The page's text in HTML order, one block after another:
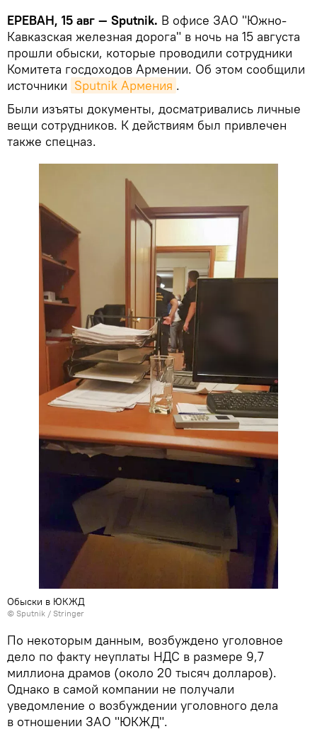
ЕРЕВАН, 15 авг — Sputnik. В офисе ЗАО "Южно-
Кавказская железная дорога" в ночь на 15 августа
прошли обыски, которые проводили сотрудники
Комитета госдоходов Армении. Об этом сообщили
источники Sputnik Армения .
Были изъяты документы, досматривались личные
вещи сотрудников. К действиям был привлечен
также спецназ.
Обыски в ЮКЖД
© Sputnik / Stringer
По некоторым данным, возбуждено уголовное
дело по факту неуплаты НДС в размере 9,7
миллиона драмов (около 20 тысяч долларов).
Однако в самой компании не получали
уведомление о возбуждении уголовного дела
в отношении ЗАО "ЮКЖД".